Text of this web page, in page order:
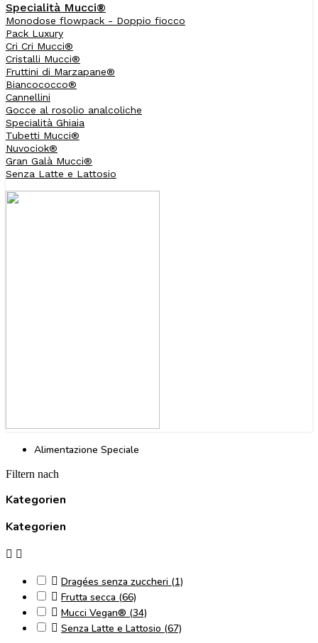
Specialità Mucci®
Monodose flowpack - Doppio fiocco
Pack Luxury
Cri Cri Mucci®
Cristalli Mucci®
Fruttini di Marzapane®
Biancococco®
Cannellini
Gocce al rosolio analcoliche
Specialità Ghiaia
Tubetti Mucci®
Nuvociok®
Gran Galà Mucci®
Senza Latte e Lattosio
Alimentazione Speciale
Filtern nach
Kategorien
Kategorien
 
 Dragées senza zuccheri (1)
 Frutta secca (66)
 Mucci Vegan® (34)
 Senza Latte e Lattosio (67)